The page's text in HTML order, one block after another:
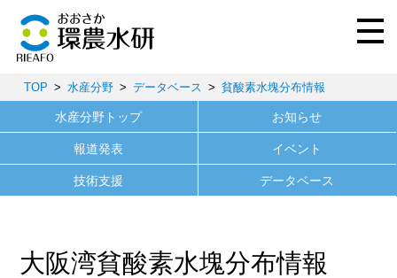
TOP 水産分野 データベース 貧酸素水塊分布情報
水産分野トップ お知らせ
報道発表 イベント
技術支援 データベース
大阪湾貧酸素水塊分布情報